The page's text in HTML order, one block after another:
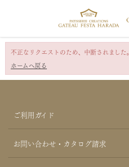
不正なリクエストのため、中断されました。
ホームへ戻る
ご利用ガイド
お問い合わせ・カタログ請求